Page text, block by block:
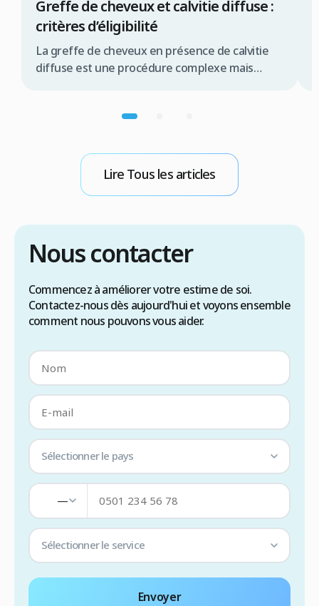
Greffe de cheveux et calvitie diffuse :
critères d’éligibilité
La greffe de cheveux en présence de calvitie
diffuse est une procédure complexe mais
Résumé rapide La greffe de cheveux pour
qualité de la zone donneuse est primordiale
une évaluation médicale approfondie est
indispensable les techniques FUE ou […]
Lire Tous les articles
Nous contacter
Commencez à améliorer votre estime de soi.
Contactez-nous dès aujourd'hui et voyons ensemble
comment nous pouvons vous aider.
Sélectionner le pays
—
Sélectionner le service
Envoyer